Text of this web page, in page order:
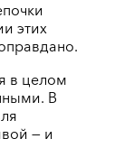
этих
в целом
В
— и